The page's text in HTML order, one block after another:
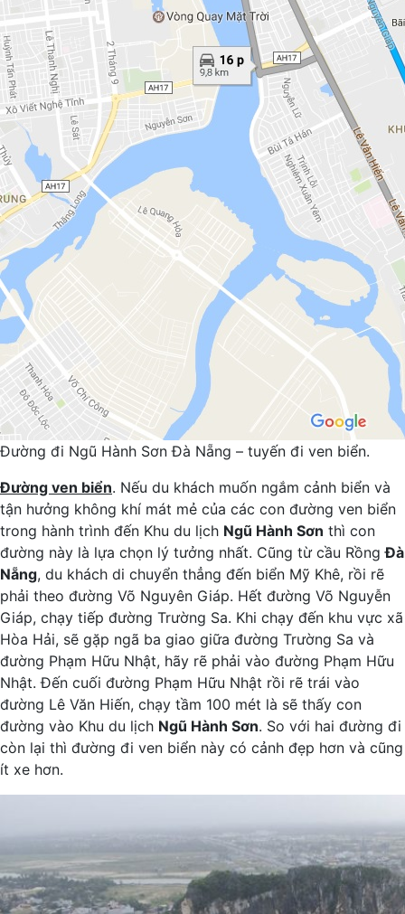
Đường đi Ngũ Hành Sơn Đà Nẵng – tuyến đi ven biển.
Đường ven biển. Nếu du khách muốn ngắm cảnh biển và
tận hưởng không khí mát mẻ của các con đường ven biển
trong hành trình đến Khu du lịch Ngũ Hành Sơn thì con
đường này là lựa chọn lý tưởng nhất. Cũng từ cầu RồngĐà
Nẵng, du khách di chuyển thẳng đến biển Mỹ Khê, rồi rẽ
phải theo đường Võ Nguyên Giáp. Hết đường Võ Nguyễn
Giáp, chạy tiếp đường Trường Sa. Khi chạy đến khu vực xã
Hòa Hải, sẽ gặp ngã ba giao giữa đường Trường Sa và
đường Phạm Hữu Nhật, hãy rẽ phải vào đường Phạm Hữu
Nhật. Đến cuối đường Phạm Hữu Nhật rồi rẽ trái vào
đường Lê Văn Hiến, chạy tầm 100 mét là sẽ thấy con
đường vào Khu du lịch Ngũ Hành Sơn. So với hai đường đi
còn lại thì đường đi ven biển này có cảnh đẹp hơn và cũng
ít xe hơn.